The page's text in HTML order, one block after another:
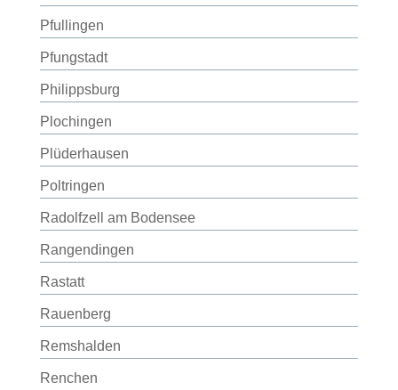
Pfullingen
Pfungstadt
Philippsburg
Plochingen
Plüderhausen
Poltringen
Radolfzell am Bodensee
Rangendingen
Rastatt
Rauenberg
Remshalden
Renchen